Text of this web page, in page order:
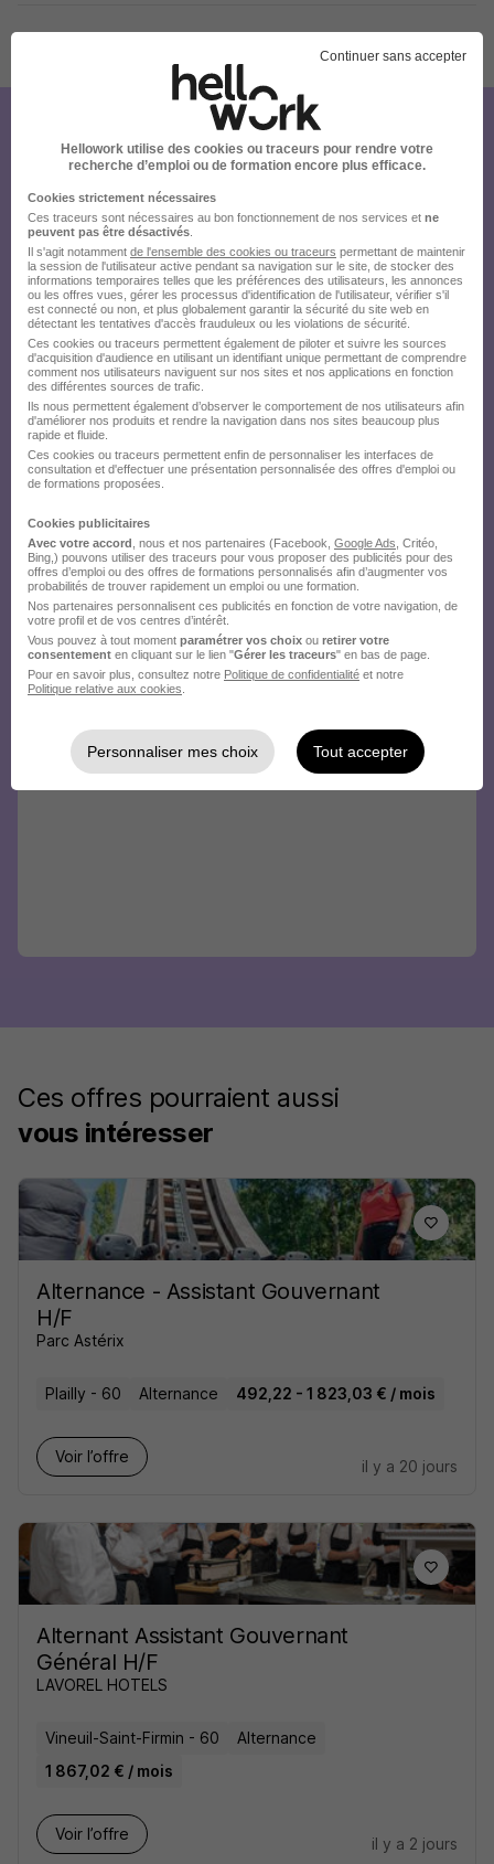
Publiée le 07/08/2026 - Réf : 29318816 Gouvernant H/F IDF CA BTS
Créez votre compte Hellowork et
envoyez votre candidature !
Ces offres pourraient aussi
vous intéresser
Alternance - Assistant Gouvernant
H/F
Parc Astérix
Plailly - 60 Alternance 492,22 - 1 823,03 € / mois
Voir l’offre
il y a 20 jours
Alternant Assistant Gouvernant
Général H/F
LAVOREL HOTELS
Vineuil-Saint-Firmin - 60
Alternance
1 867,02 € / mois
Voir l’offre
il y a 2 jours
Continuer sans accepter
Hellowork utilise des cookies ou traceurs pour rendre votre
recherche d’emploi ou de formation encore plus efficace.
Cookies strictement nécessaires
Ces traceurs sont nécessaires au bon fonctionnement de nos services et ne
peuvent pas être désactivés
Il s'agit notamment de l'ensemble des cookies ou traceurs permettant de maintenir
la session de l'utilisateur active pendant sa navigation sur le site, de stocker des
informations temporaires telles que les préférences des utilisateurs, les annonces
ou les offres vues, gérer les processus d'identification de l'utilisateur, vérifier s'il
est connecté ou non, et plus globalement garantir la sécurité du site web en
détectant les tentatives d'accès frauduleux ou les violations de sécurité.
Ces cookies ou traceurs permettent également de piloter et suivre les sources
d'acquisition d'audience en utilisant un identifiant unique permettant de comprendre
comment nos utilisateurs naviguent sur nos sites et nos applications en fonction
des différentes sources de trafic.
Ils nous permettent également d’observer le comportement de nos utilisateurs afin
d'améliorer nos produits et rendre la navigation dans nos sites beaucoup plus
rapide et fluide.
Ces cookies ou traceurs permettent enfin de personnaliser les interfaces de
consultation et d'effectuer une présentation personnalisée des offres d'emploi ou
de formations proposées.
Cookies publicitaires
Avec votre accord , nous et nos partenaires (Facebook, Google Ads , Critéo,
Bing,) pouvons utiliser des traceurs pour vous proposer des publicités pour des
offres d’emploi ou des offres de formations personnalisés afin d’augmenter vos
probabilités de trouver rapidement un emploi ou une formation.
Nos partenaires personnalisent ces publicités en fonction de votre navigation, de
votre profil et de vos centres d’intérêt.
Vous pouvez à tout moment paramétrer vos choix ou retirer votre
consentement en cliquant sur le lien "Gérer les traceurs" en bas de page.
Pour en savoir plus, consultez notre Politique de confidentialité et notre
Politique relative aux cookies
Personnaliser mes choix Tout accepter